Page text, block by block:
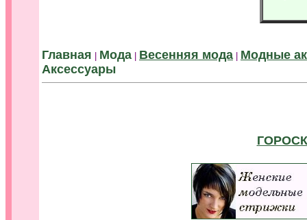
Главная Мода Весенняя мода Модные
Аксессуары